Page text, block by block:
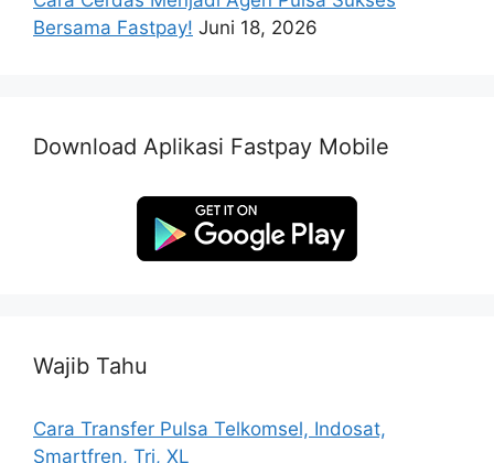
Bersama Fastpay! Juni 18, 2026
Download Aplikasi Fastpay Mobile
Wajib Tahu
Cara Transfer Pulsa Telkomsel, Indosat,
Smartfren, Tri, XL